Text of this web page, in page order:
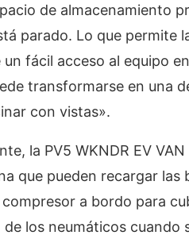
de almacenamiento
parado. Lo que permite
fácil acceso al equipo
transformarse en una
con vistas».
la PV5 WKNDR EV
que pueden recargar
a bordo para
de los neumáticos